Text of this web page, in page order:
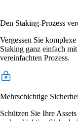
Den Staking-Prozess
Vergessen Sie
Staking ganz einfach
vereinfachten Prozess.
Mehrschichtige
Schützen Sie Ihre